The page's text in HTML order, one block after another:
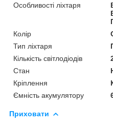
Особливості ліхтаря
Колір
Тип ліхтаря
Кількість світлодіодів
Стан
Кріплення
Ємність акумулятору
Приховати